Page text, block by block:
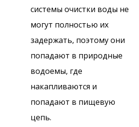
системы очистки воды не
могут полностью их
задержать, поэтому они
попадают в природные
водоемы, где
накапливаются и
попадают в пищевую
цепь.